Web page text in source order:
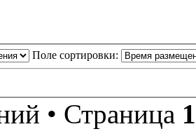
Поле сортировки:
• Страница 1